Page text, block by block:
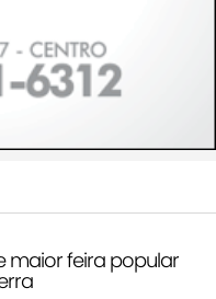
maior feira popular